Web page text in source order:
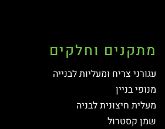
מתקנים וחלקים
עגורני צריח ומעליות לבנייה
מנופי בניין
מעלית חיצונית לבניה
שמן קסטרול